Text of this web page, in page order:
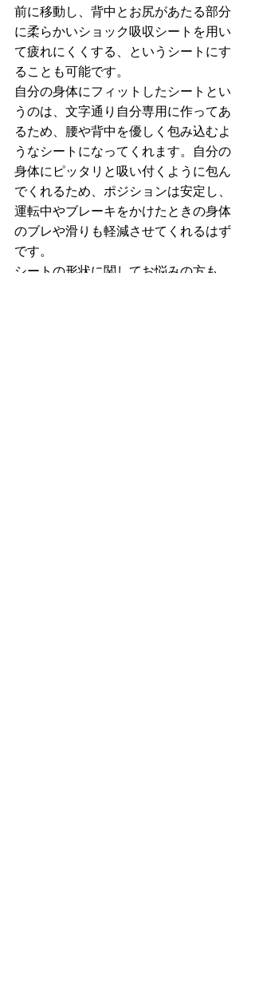
前に移動し、背中とお尻があたる部分
に柔らかいショック吸収シートを用い
て疲れにくくする、というシートにす
ることも可能です。
自分の身体にフィットしたシートとい
うのは、文字通り自分専用に作ってあ
るため、腰や背中を優しく包み込むよ
うなシートになってくれます。自分の
身体にピッタリと吸い付くように包ん
でくれるため、ポジションは安定し、
運転中やブレーキをかけたときの身体
のブレや滑りも軽減させてくれるはず
です。
シートの形状に関してお悩みの方も、